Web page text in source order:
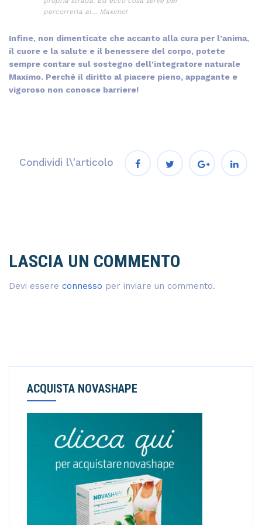
percorrerla al… Maximo!
Infine, non dimenticate che accanto alla cura per l’anima,
il cuore e la salute e il benessere del corpo, potete
sempre contare sul sostegno dell’integratore naturale
Maximo. Perché il diritto al piacere pieno, appagante e
vigoroso non conosce barriere!
Condividi l\'articolo
LASCIA UN COMMENTO
Devi essere connesso per inviare un commento.
ACQUISTA NOVASHAPE